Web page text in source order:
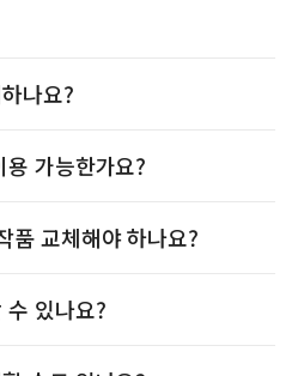
나요?
가능한가요?
품 교체해야 하나요?
수 있나요?